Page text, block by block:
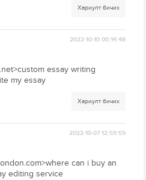
Хариулт бичих
2022-10-10 00:14:48
essay writing
my essay
Хариулт бичих
2022-10-07 12:59:59
can i buy an
editing service